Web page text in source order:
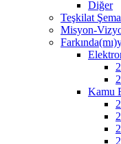
Diğer
Teşkilat
Misyon-
Kamu